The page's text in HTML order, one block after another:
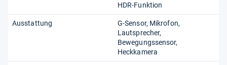
HDR-Funktion
Ausstattung G-Sensor Mikrofon
Lautsprecher
Bewegungssensor
Heckkamera